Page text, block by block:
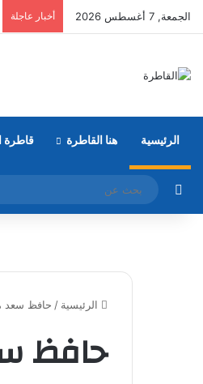
الجمعة, 7 أغسطس 2026 أخبار عاجلة
الرئيسية هنا القاطرة قاطرة
مقال عشوائي
الرئيسية / حافظ سعد
حافظ